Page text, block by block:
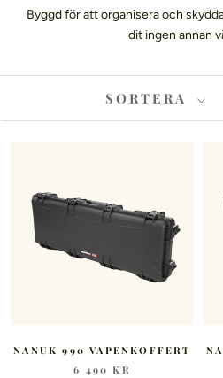
Byggd för att organisera och
dit ingen annan
SORTERA
NANUK 990 VAPENKOFFERT
6 490 KR